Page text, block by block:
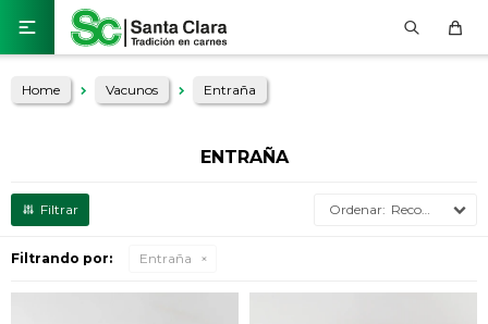

Home Vacunos Entraña
ENTRAÑA
Recomendados
Filtrando por: Entraña